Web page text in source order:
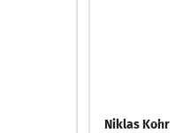
Niklas Kohr